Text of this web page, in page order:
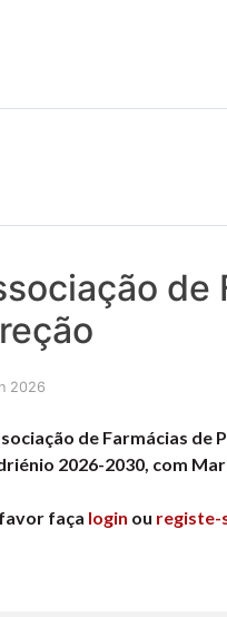
Onde as notícias
de
2026
de Farmácias de
2026-2030, com
faça login ou registe-